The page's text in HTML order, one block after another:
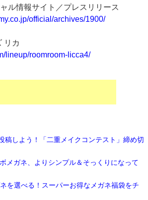
ル情報サイト／プレスリリース
official/archives/1900/
リカ
lineup/roomroom-licca4/
稿しよう！「二重メイクコンテスト」締め切
メガネ、よりシンプル＆そっくりになって
を選べる！スーパーお得なメガネ福袋をチ